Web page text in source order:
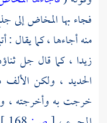
فجاء بها المخاض إلى
منه أجاءها ، كما يقال :
زيدا ، كما قال جل
الحديد ، ولكن
خرجت به وأخرجته ،